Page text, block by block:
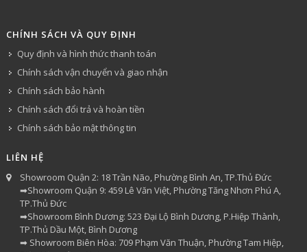
CHÍNH SÁCH VÀ QUY ĐỊNH
Quy định và hình thức thanh toán
Chính sách vận chuyển và giao nhận
Chính sách bảo hành
Chính sách đổi trả và hoàn tiền
Chính sách bảo mật thông tin
LIÊN HỆ
Showroom Quận 2: 18 Trần Não, Phường Bình An, TP.Thủ Đức
➡Showroom Quận 9: 459 Lê Văn Việt, Phường Tăng Nhơn Phú A,
TP.Thủ Đức
➡Showroom Bình Dương: 523 Đại Lộ Bình Dương, P.Hiệp Thành,
TP.Thủ Dầu Một, Bình Dương
➡ Showroom Biên Hòa: 709 Phạm Văn Thuận, Phường Tam Hiệp,